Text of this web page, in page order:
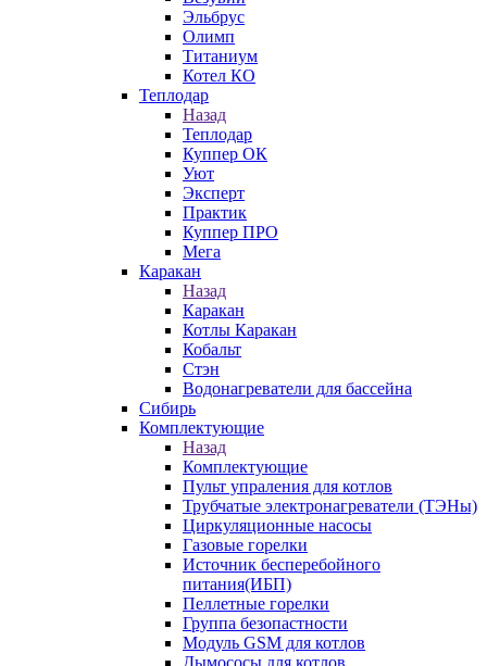
Эльбрус
Олимп
Титаниум
Котел КО
Теплодар
Назад
Теплодар
Куппер ОК
Уют
Эксперт
Практик
Куппер ПРО
Мега
Каракан
Назад
Каракан
Котлы Каракан
Кобальт
Стэн
Водонагреватели для бассейна
Сибирь
Комплектующие
Назад
Комплектующие
Пульт упраления для котлов
Трубчатые электронагреватели (ТЭНы)
Циркуляционные насосы
Газовые горелки
Источник бесперебойного
питания(ИБП)
Пеллетные горелки
Группа безопастности
Модуль GSM для котлов
Дымососы для котлов